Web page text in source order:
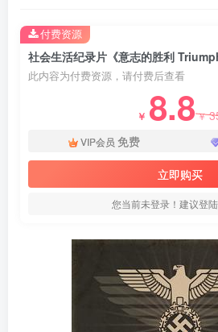
社会生活纪录片《意志的胜利
此内容为付费资源，请付费后查看
￥ 8.8￥
VIP会员 免费
立即购买
您当前未登录！建议登
付费资源